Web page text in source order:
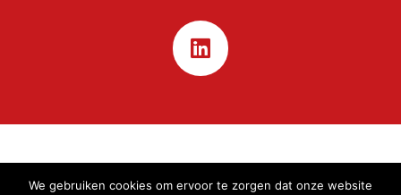
We gebruiken cookies om ervoor te zorgen dat onze website